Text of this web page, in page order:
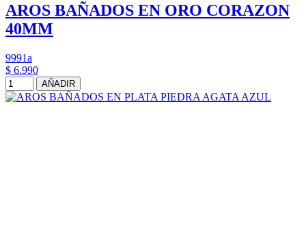
AROS BAÑADOS EN ORO CORAZON
40MM
9991a
$ 6.990
AÑADIR